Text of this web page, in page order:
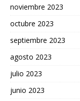
noviembre 2023
octubre 2023
septiembre 2023
agosto 2023
julio 2023
junio 2023